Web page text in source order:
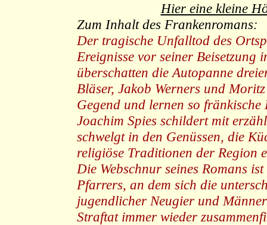
Hier eine kleine
Zum Inhalt des Frankenromans:
Der tragische Unfalltod des
Ereignisse vor seiner Beisetzung
überschatten die Autopanne
Bläser, Jakob Werners und
Gegend und lernen so
Joachim Spies schildert mit
schwelgt in den Genüssen, die
religiöse Traditionen der Region
Die Webschnur seines Romans
Pfarrers, an dem sich die
jugendlicher Neugier und
Straftat immer wieder